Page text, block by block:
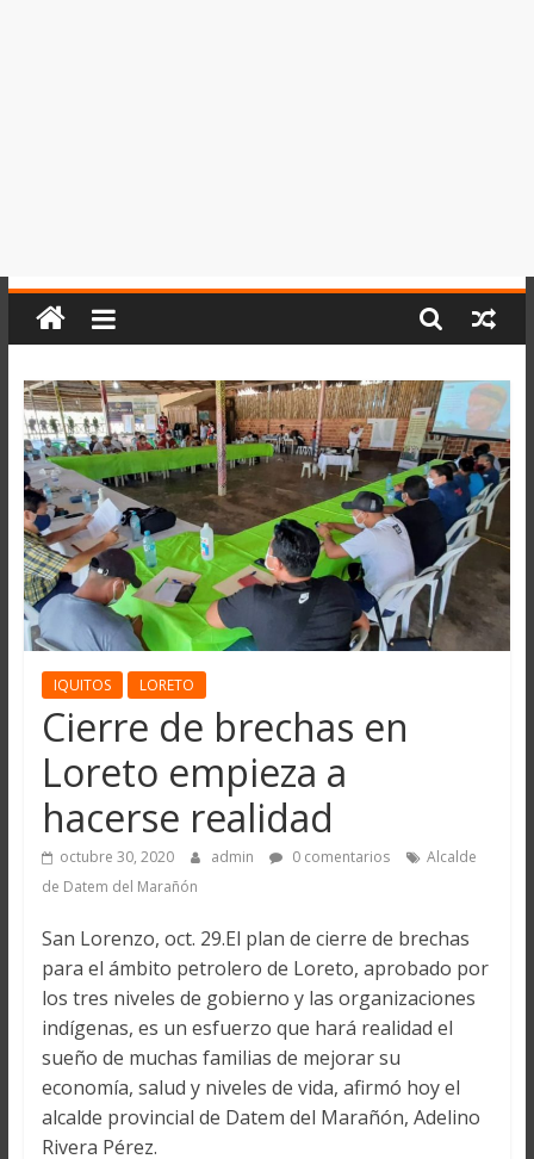
IQUITOS LORETO
Cierre de brechas en
Loreto empieza a
hacerse realidad
octubre 30, 2020 admin 0 comentarios
Alcalde
de Datem del Marañón
San Lorenzo, oct. 29.El plan de cierre de brechas
para el ámbito petrolero de Loreto, aprobado por
los tres niveles de gobierno y las organizaciones
indígenas, es un esfuerzo que hará realidad el
sueño de muchas familias de mejorar su
economía, salud y niveles de vida, afirmó hoy el
alcalde provincial de Datem del Marañón, Adelino
Rivera Pérez.